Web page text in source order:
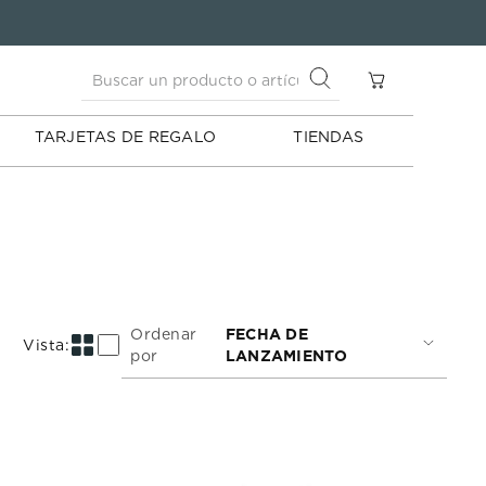
Buscar un producto o artículo
TARJETAS DE REGALO TIENDAS
Ordenar
por
FECHA DE
LANZAMIENTO